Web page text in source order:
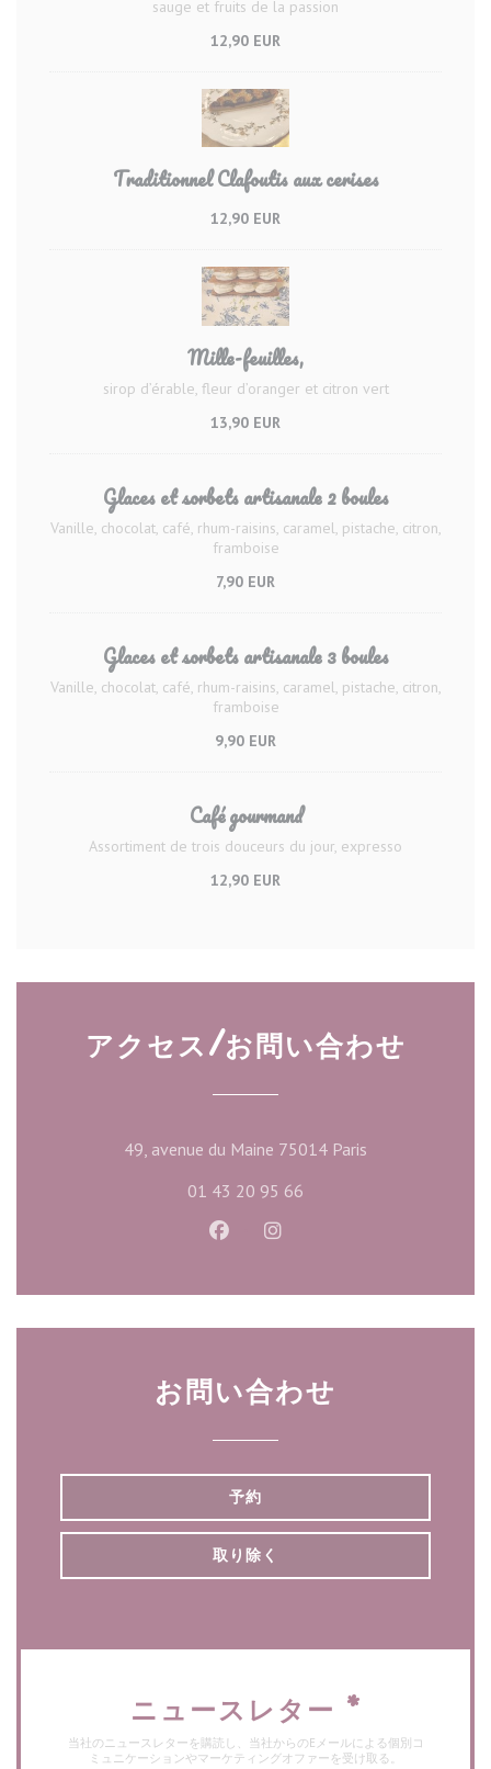
sauge et fruits de la passion
12,90 EUR
Traditionnel Clafoutis aux cerises
12,90 EUR
Mille-feuilles,
sirop d’érable, fleur d’oranger et citron vert
13,90 EUR
Glaces et sorbets artisanale 2 boules
Vanille, chocolat, café, rhum-raisins, caramel, pistache, citron,
framboise
7,90 EUR
Glaces et sorbets artisanale 3 boules
Vanille, chocolat, café, rhum-raisins, caramel, pistache, citron,
framboise
9,90 EUR
Café gourmand
Assortiment de trois douceurs du jour, expresso
12,90 EUR
アクセス/お問い合わせ
49, avenue du Maine 75014 Paris
01 43 20 95 66
Facebook ((新しいウィンドウ
Instagram ((新しいウィ
お問い合わせ
予約
取り除く
ニュースレター *
当社のニュースレターを購読し、当社からのEメールによる個別コ
ミュニケーションやマーケティングオファーを受け取る。